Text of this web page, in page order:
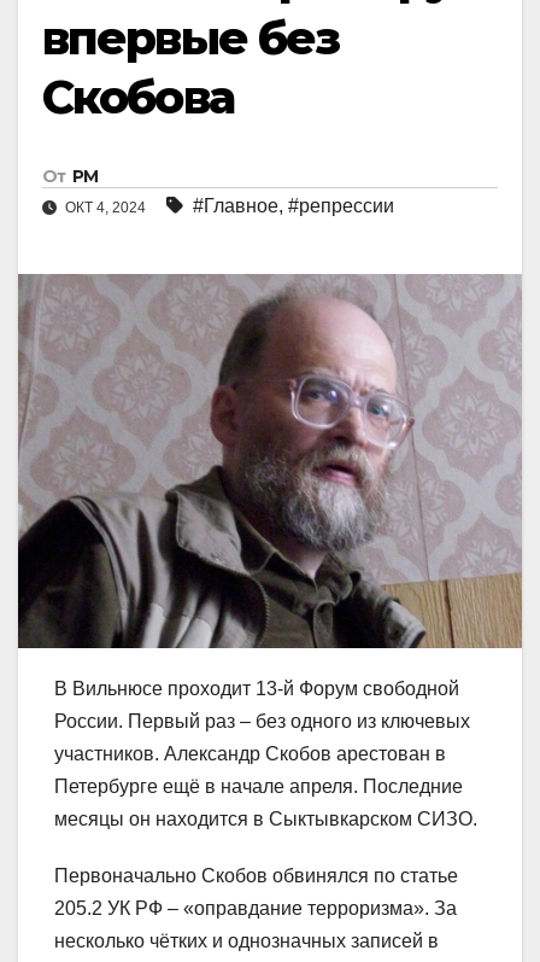
впервые без
Скобова
От РМ
ОКТ 4, 2024 #Главное, #репрессии
В Вильнюсе проходит 13-й Форум свободной
России. Первый раз – без одного из ключевых
участников. Александр Скобов арестован в
Петербурге ещё в начале апреля. Последние
месяцы он находится в Сыктывкарском СИЗО.
Первоначально Скобов обвинялся по статье
205.2 УК РФ – «оправдание терроризма». За
несколько чётких и однозначных записей в